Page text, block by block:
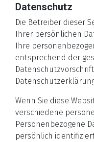
Datenschutz
Die Betreiber dieser
Ihrer persönlichen
Ihre
entsprechend der
Wenn Sie diese
verschiedene
Personenbezogene
persönlich